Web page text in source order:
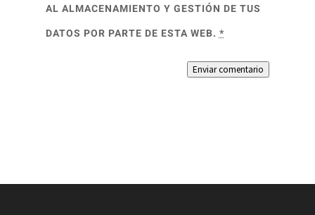
AL ALMACENAMIENTO Y GESTIÓN DE TUS
DATOS POR PARTE DE ESTA WEB.*
Enviar comentario